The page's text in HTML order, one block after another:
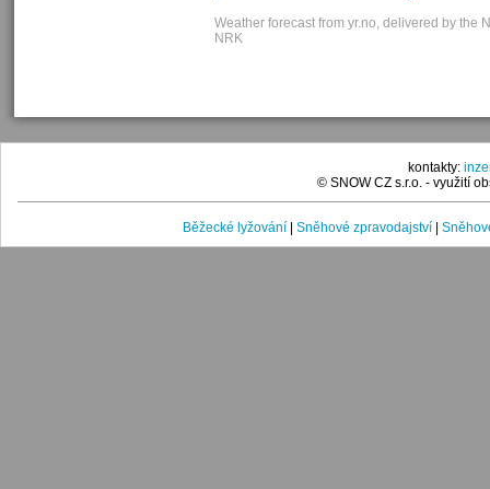
Weather forecast from yr.no, delivered by the
NRK
kontakty:
© SNOW CZ s.r.o. - využití
Běžecké lyžování Sněhové zpravodajství